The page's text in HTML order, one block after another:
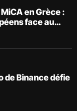
en Grèce :
face au
de Binance défie